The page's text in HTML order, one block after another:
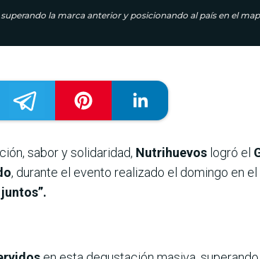
la marca anterior y posicionando al país en el
sabor y solidaridad, Nutrihuevos logró el
, durante el evento realizado el domingo en